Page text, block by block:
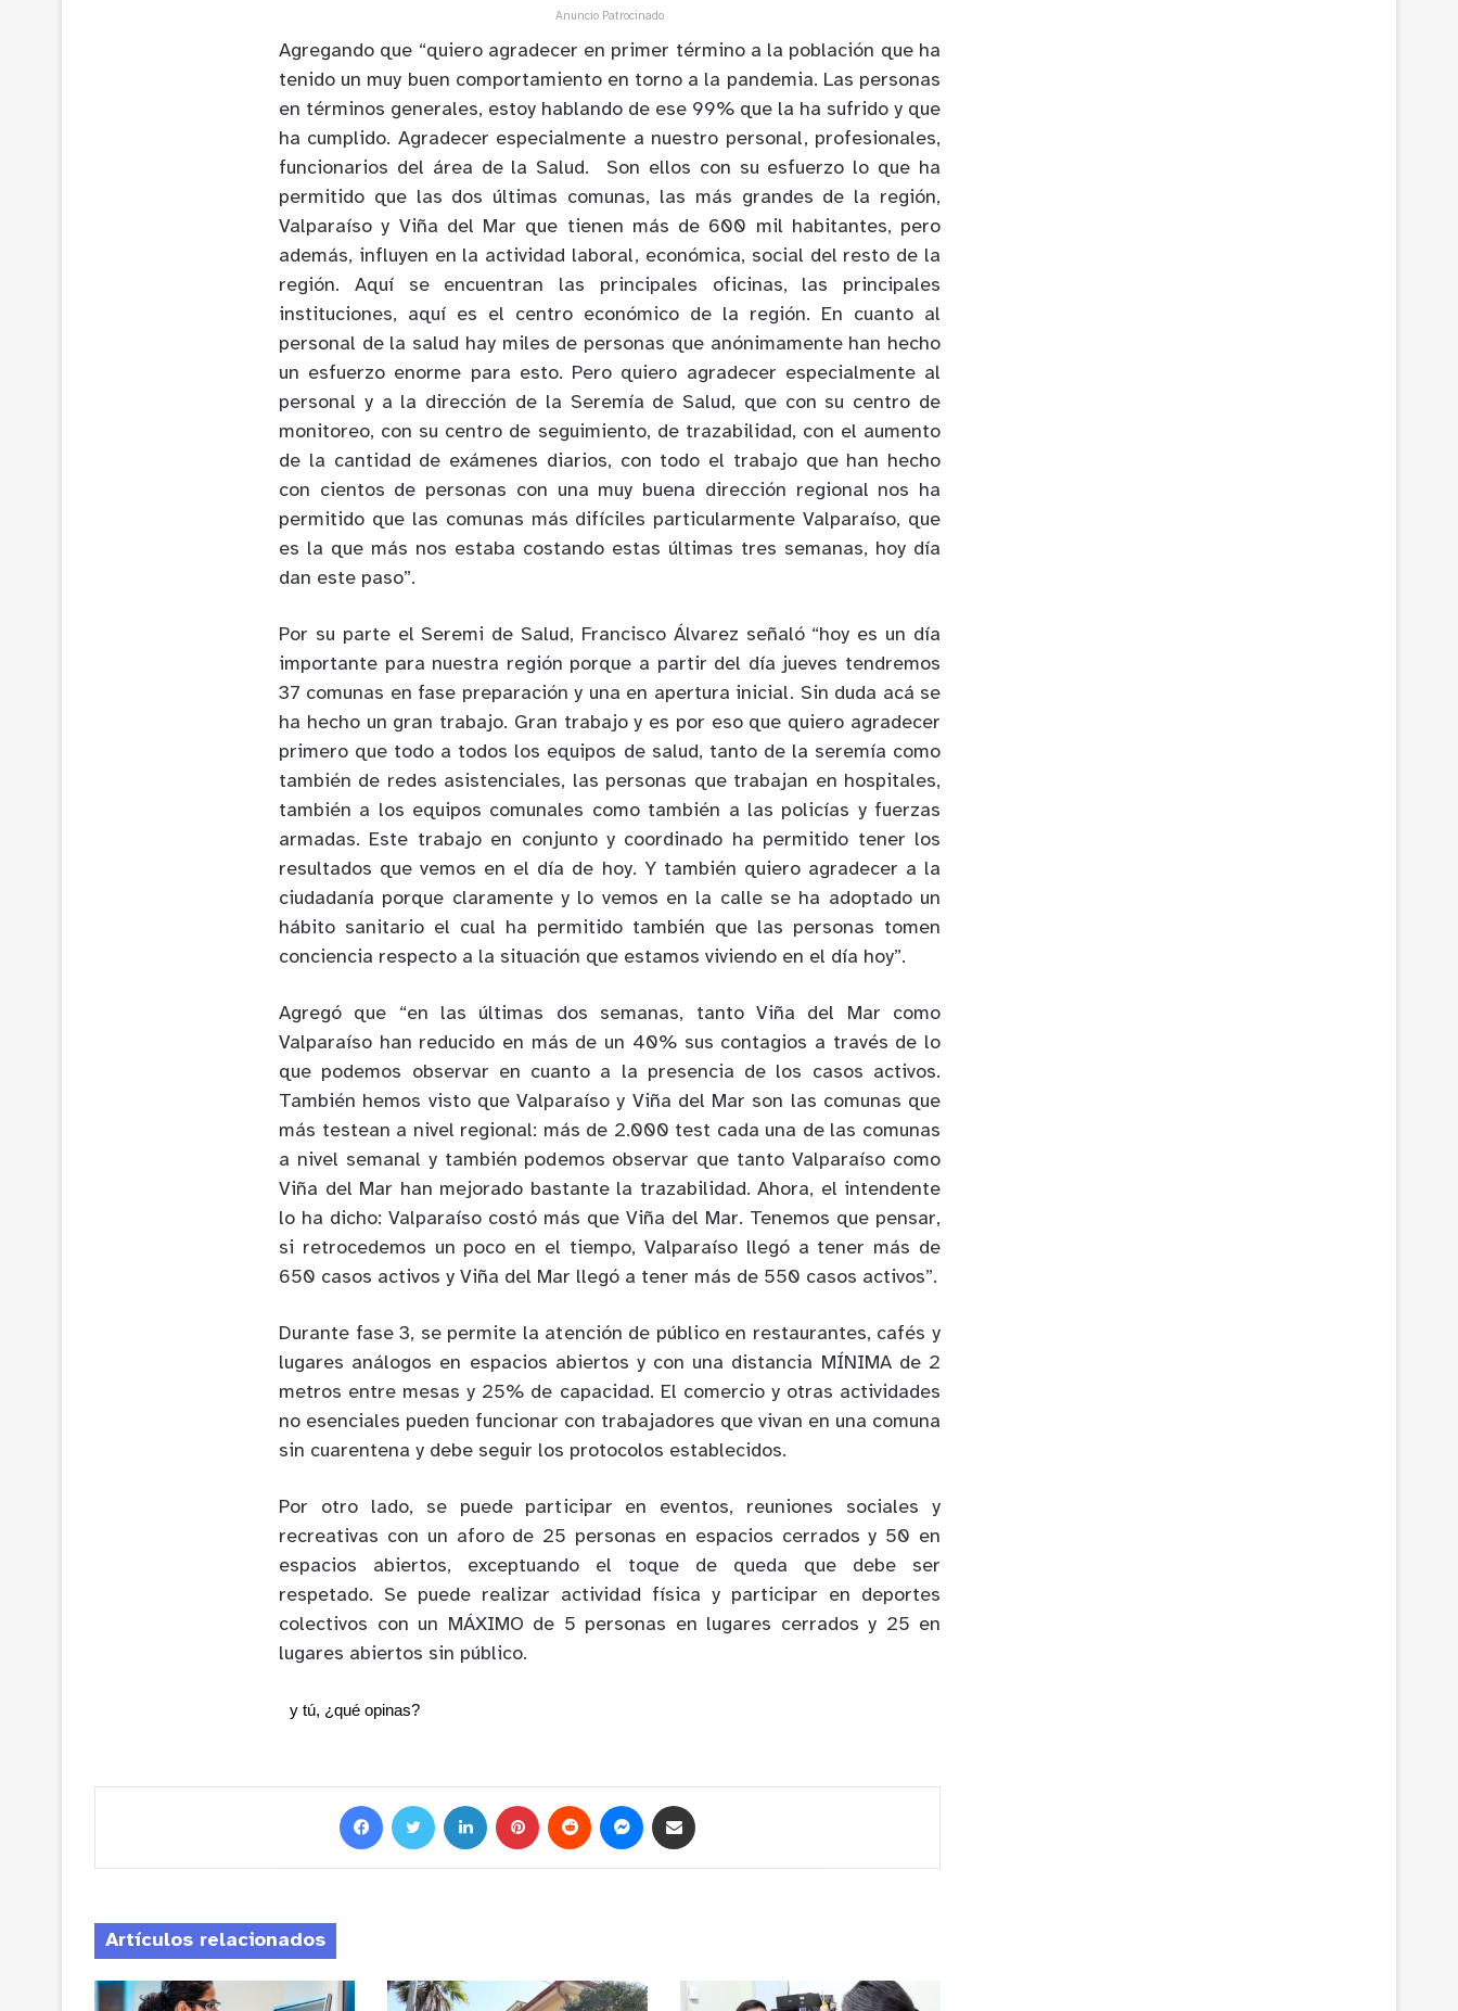
Anuncio Patrocinado
Agregando que “quiero agradecer en primer término a la población que ha
tenido un muy buen comportamiento en torno a la pandemia. Las personas
en términos generales, estoy hablando de ese 99% que la ha sufrido y que
ha cumplido. Agradecer especialmente a nuestro personal, profesionales,
funcionarios del área de la Salud. Son ellos con su esfuerzo lo que ha
permitido que las dos últimas comunas, las más grandes de la región,
Valparaíso y Viña del Mar que tienen más de 600 mil habitantes, pero
además, influyen en la actividad laboral, económica, social del resto de la
región. Aquí se encuentran las principales oficinas, las principales
instituciones, aquí es el centro económico de la región. En cuanto al
personal de la salud hay miles de personas que anónimamente han hecho
un esfuerzo enorme para esto. Pero quiero agradecer especialmente al
personal y a la dirección de la Seremía de Salud, que con su centro de
monitoreo, con su centro de seguimiento, de trazabilidad, con el aumento
de la cantidad de exámenes diarios, con todo el trabajo que han hecho
con cientos de personas con una muy buena dirección regional nos ha
permitido que las comunas más difíciles particularmente Valparaíso, que
es la que más nos estaba costando estas últimas tres semanas, hoy día
dan este paso”.
Por su parte el Seremi de Salud, Francisco Álvarez señaló “hoy es un día
importante para nuestra región porque a partir del día jueves tendremos
37 comunas en fase preparación y una en apertura inicial. Sin duda acá se
ha hecho un gran trabajo. Gran trabajo y es por eso que quiero agradecer
primero que todo a todos los equipos de salud, tanto de la seremía como
también de redes asistenciales, las personas que trabajan en hospitales,
también a los equipos comunales como también a las policías y fuerzas
armadas. Este trabajo en conjunto y coordinado ha permitido tener los
resultados que vemos en el día de hoy. Y también quiero agradecer a la
ciudadanía porque claramente y lo vemos en la calle se ha adoptado un
hábito sanitario el cual ha permitido también que las personas tomen
conciencia respecto a la situación que estamos viviendo en el día hoy”.
Agregó que “en las últimas dos semanas, tanto Viña del Mar como
Valparaíso han reducido en más de un 40% sus contagios a través de lo
que podemos observar en cuanto a la presencia de los casos activos.
También hemos visto que Valparaíso y Viña del Mar son las comunas que
más testean a nivel regional: más de 2.000 test cada una de las comunas
a nivel semanal y también podemos observar que tanto Valparaíso como
Viña del Mar han mejorado bastante la trazabilidad. Ahora, el intendente
lo ha dicho: Valparaíso costó más que Viña del Mar. Tenemos que pensar,
si retrocedemos un poco en el tiempo, Valparaíso llegó a tener más de
650 casos activos y Viña del Mar llegó a tener más de 550 casos activos”.
Durante fase 3, se permite la atención de público en restaurantes, cafés y
lugares análogos en espacios abiertos y con una distancia MÍNIMA de 2
metros entre mesas y 25% de capacidad. El comercio y otras actividades
no esenciales pueden funcionar con trabajadores que vivan en una comuna
sin cuarentena y debe seguir los protocolos establecidos.
Por otro lado, se puede participar en eventos, reuniones sociales y
recreativas con un aforo de 25 personas en espacios cerrados y 50 en
espacios abiertos, exceptuando el toque de queda que debe ser
respetado. Se puede realizar actividad física y participar en deportes
colectivos con un MÁXIMO de 5 personas en lugares cerrados y 25 en
lugares abiertos sin público.
y tú, ¿qué opinas?
Artículos relacionados